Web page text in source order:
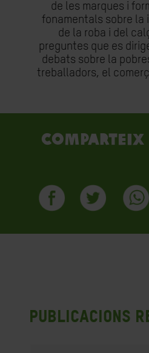
de les marques i
fonamentals sobre la
de la roba i del
preguntes que es
debats sobre la
treballadors, el
Publicacions